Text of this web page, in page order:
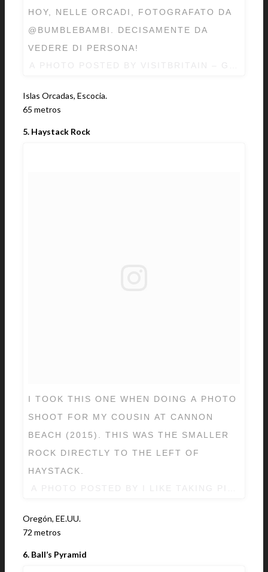
HOY, NELLE ORCADI, FOTOGRAFATO DA
@BUMBLEBAMBI. DECISAMENTE DA
VEDERE DI PERSONA!⠀
Islas Orcadas, Escocia.
65 metros
5. Haystack Rock
I TOOK THIS ONE WHEN DOING A PHOTO
SHOOT FOR MY COUSIN AT CANNON
BEACH (2015). THIS WAS THE SMALLER
ROCK DIRECTLY TO THE LEFT OF
HAYSTACK.
Oregón, EE.UU.
72 metros
6. Ball’s Pyramid